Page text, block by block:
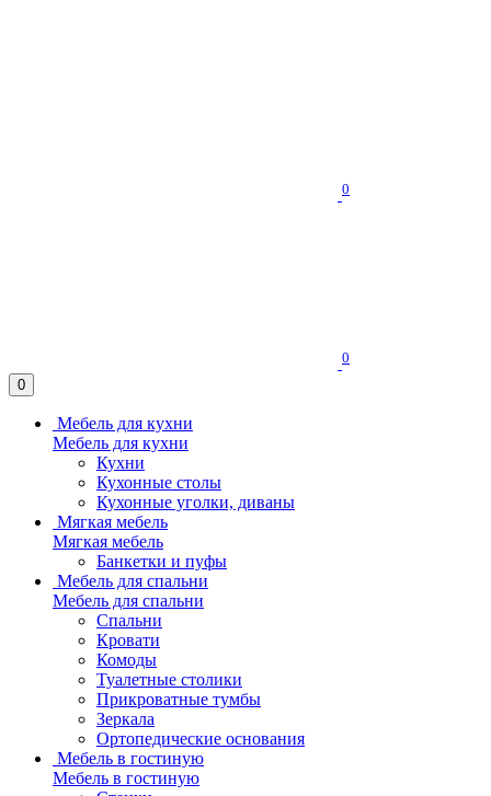
0
0
0
Мебель для кухни
Мебель для кухни
Кухни
Кухонные столы
Кухонные уголки, диваны
Мягкая мебель
Мягкая мебель
Банкетки и пуфы
Мебель для спальни
Мебель для спальни
Спальни
Кровати
Комоды
Туалетные столики
Прикроватные тумбы
Зеркала
Ортопедические основания
Мебель в гостиную
Мебель в гостиную